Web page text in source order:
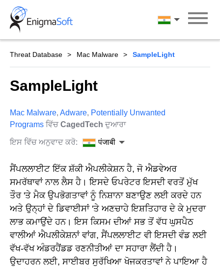
Skip
content
पंजाबी
Threat Database Mac Malware SampleLight
SampleLight
Mac Malware, Adware, Potentially Unwanted
Programs ਵਿੱਚ CagedTech ਦੁਆਰਾ
ਇਸ ਵਿੱਚ ਅਨੁਵਾਦ ਕਰੋ: पंजाबी
ਸੈਂਪਲਲਾਈਟ ਇੱਕ ਸ਼ੱਕੀ ਐਪਲੀਕੇਸ਼ਨ ਹੈ, ਜੋ ਐਡਵੇਅਰ
ਸਮਰੱਥਾਵਾਂ ਨਾਲ ਲੈਸ ਹੈ। ਇਸਦੇ ਓਪਰੇਟਰ ਇਸਦੀ ਵਰਤੋਂ ਮੁੱਖ
ਤੌਰ 'ਤੇ ਮੈਕ ਉਪਭੋਗਤਾਵਾਂ ਨੂੰ ਨਿਸ਼ਾਨਾ ਬਣਾਉਣ ਲਈ ਕਰਦੇ ਹਨ
ਅਤੇ ਉਨ੍ਹਾਂ ਦੇ ਡਿਵਾਈਸਾਂ 'ਤੇ ਅਣਚਾਹੇ ਇਸ਼ਤਿਹਾਰ ਦੇ ਕੇ ਮੁਦਰਾ
ਲਾਭ ਕਮਾਉਂਦੇ ਹਨ। ਇਸ ਕਿਸਮ ਦੀਆਂ ਸਭ ਤੋਂ ਵੱਧ ਘੁਸਪੈਠ
ਵਾਲੀਆਂ ਐਪਲੀਕੇਸ਼ਨਾਂ ਵਾਂਗ, ਸੈਂਪਲਲਾਈਟ ਵੀ ਇਸਦੀ ਵੰਡ ਲਈ
ਵੱਖ-ਵੱਖ ਅੰਡਰਹੈਂਡਡ ਰਣਨੀਤੀਆਂ ਦਾ ਸਹਾਰਾ ਲੈਂਦੀ ਹੈ।
ਉਦਾਹਰਨ ਲਈ, ਸਾਈਬਰ ਸੁਰੱਖਿਆ ਖੋਜਕਰਤਾਵਾਂ ਨੇ ਪਾਇਆ ਹੈ